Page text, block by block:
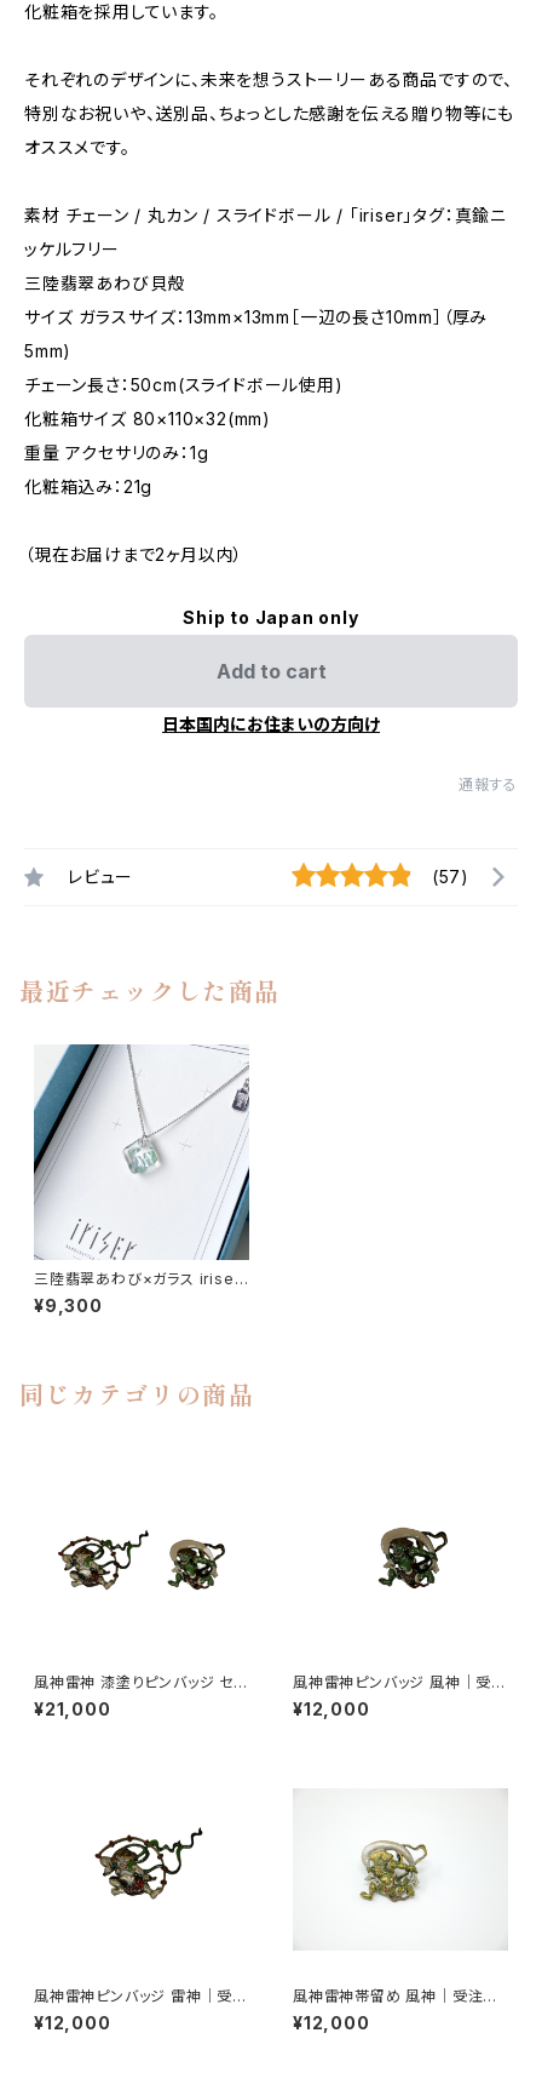
化粧箱を採用しています。
それぞれのデザインに、未来を想うストーリーある商品ですので、
特別なお祝いや、送別品、ちょっとした感謝を伝える贈り物等にも
オススメです。
素材 チェーン / 丸カン / スライドボール / ｢iriser｣タグ：真鍮ニ
ッケルフリー
三陸翡翠あわび貝殻
サイズ ガラスサイズ：13mm×13mm［一辺の長さ10mm］（厚み
5mm)
チェーン長さ：50cm(スライドボール使用)
化粧箱サイズ 80×110×32(mm)
重量 アクセサリのみ：1g
化粧箱込み：21g
（現在お届けまで2ヶ月以内）
Ship to Japan only
Add to cart
日本国内にお住まいの方向け
通報する
レビュー (57)
最近チェックした商品
三陸翡翠あわび×ガラス iriser
awase nagisa ネックレス
¥9,300
同じカテゴリの商品
風神雷神 漆塗りピンバッジ セッ
ト｜受注生産
¥21,000
風神雷神ピンバッジ 風神｜受注
生産
¥12,000
風神雷神ピンバッジ 雷神｜受注
生産
¥12,000
風神雷神帯留め 風神｜受注生
産
¥12,000